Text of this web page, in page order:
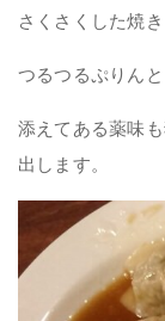
さくさくした焼
つるつるぷりん
添えてある薬味
出します。